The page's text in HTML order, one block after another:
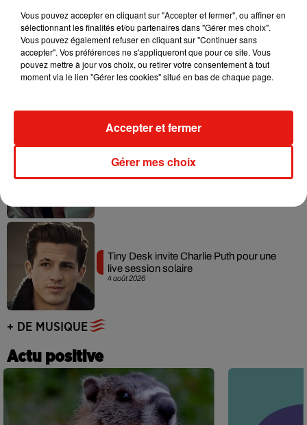
Angèle et Amélie Lens dévoilent leur
Benny Blanco invite Selena Gomez et
Becky G sur son nouveau single
4 août 2026
Tiny Desk invite Charlie Puth pour une
live session solaire
+ DE MUSIQUE
Actu positive
Vous pouvez accepter en cliquant sur "Accepter et fermer", ou affiner en
sélectionnant les finalités et/ou partenaires dans "Gérer mes choix".
Vous pouvez également refuser en cliquant sur "Continuer sans
accepter". Vos préférences ne s'appliqueront que pour ce site. Vous
pouvez mettre à jour vos choix, ou retirer votre consentement à tout
moment via le lien "Gérer les cookies" situé en bas de chaque page.
Gérer mes choix
Accepter et fermer